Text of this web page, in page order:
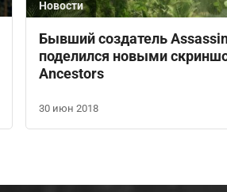
Новости
Бывший создатель
поделился новыми
Ancestors
30 июн 2018